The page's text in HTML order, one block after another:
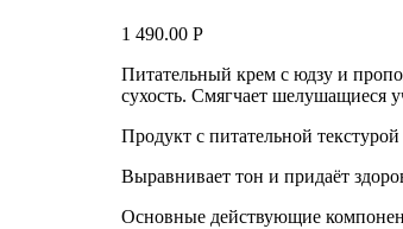
1 490.00 Р
Питательный крем с юдзу и
сухость. Смягчает шелушащиеся
Продукт с питательной
Выравнивает тон и придаёт
Основные действующие